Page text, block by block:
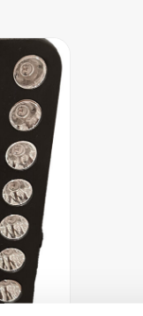
Zur
Wunschliste
hinzufügen